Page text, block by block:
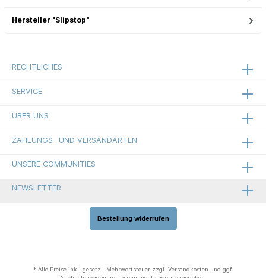
Hersteller "Slipstop"
RECHTLICHES
SERVICE
ÜBER UNS
ZAHLUNGS- UND VERSANDARTEN
UNSERE COMMUNITIES
NEWSLETTER
Bestellung widerrufen
* Alle Preise inkl. gesetzl. Mehrwertsteuer zzgl. Versandkosten und ggf.